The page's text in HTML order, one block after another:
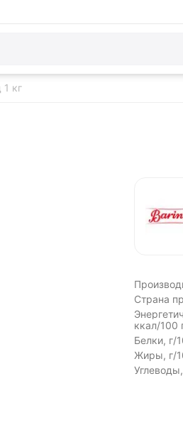
кг
Страна
ккал/100
Белки, г/
Жиры, г/